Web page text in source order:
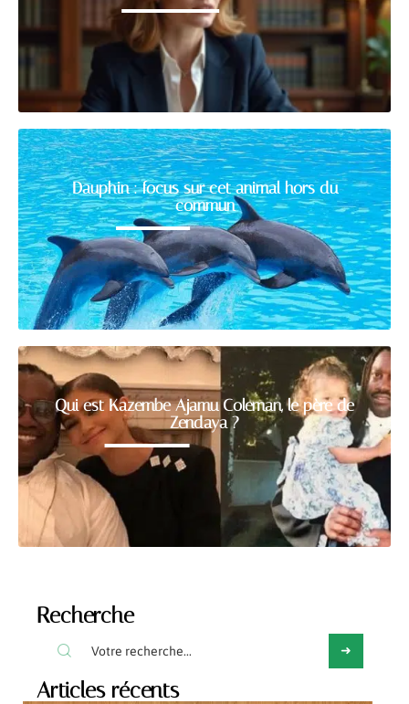
Dauphin : focus sur cet animal hors du
commun
Qui est Kazembe Ajamu Coleman, le père de
Zendaya ?
Recherche
Articles récents